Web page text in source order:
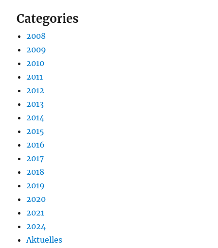
Categories
2008
2009
2010
2011
2012
2013
2014
2015
2016
2017
2018
2019
2020
2021
2024
Aktuelles